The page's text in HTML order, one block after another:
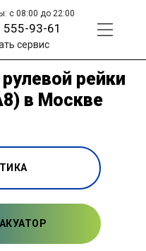
с 08:00 до 22:00
555-93-61
сервис
рейки
в Москве